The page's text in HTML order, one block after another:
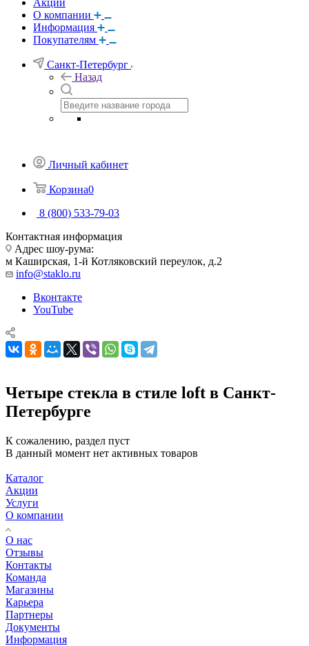
Акции
О компании
Информация
Покупателям
Санкт-Петербург
Назад
Личный кабинет
Корзина0
8 (800) 533-79-03
Контактная информация
Адрес шоу-рума:
м Каширская, 1-й Котляковский переулок, д.2
info@staklo.ru
Вконтакте
YouTube
Четыре стекла в стиле loft в Санкт-
Петербурге
К сожалению, раздел пуст
В данный момент нет активных товаров
Каталог
Акции
Услуги
О компании
О нас
Отзывы
Контакты
Команда
Магазины
Карьера
Партнеры
Документы
Информация